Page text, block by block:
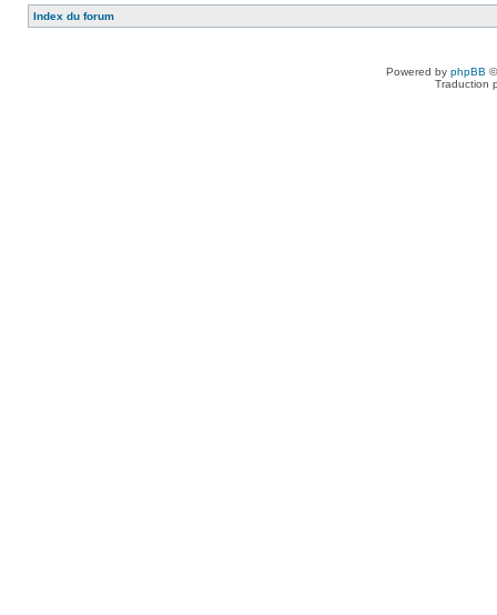
Index du forum
Powered by phpBB
Traduction